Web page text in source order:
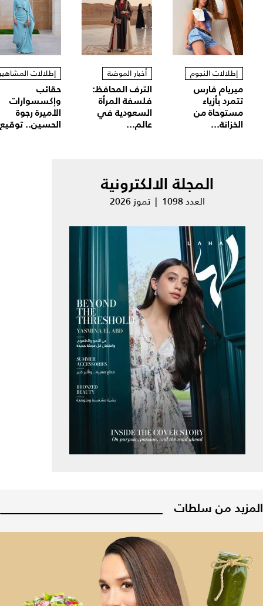
إطلالات النجوم
ميريام فارس
تتمرد بأزياء
مستوحاة من
الخزانة...
أخبار الموضة
الترف المحافظ:
فلسفة المرأة
السعودية في
عالم...
إطلالات
حقائب
وإكسسوارات
الأميرة رجوة
الحسين..
المجلة الالكترونية
العدد 1098 | تموز 2026
المزيد من سلطات